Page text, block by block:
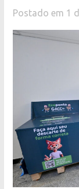
Postado em 1